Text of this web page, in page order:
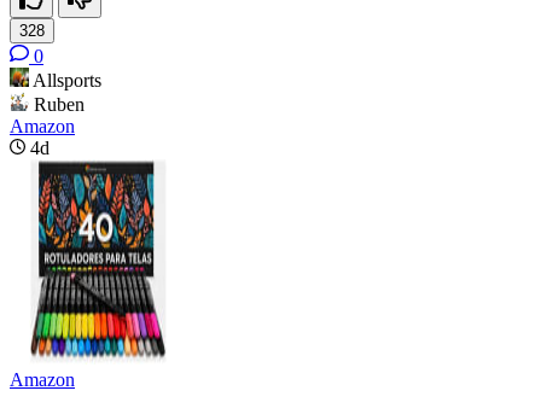
328
0
Allsports
Ruben
Amazon
4d
Amazon